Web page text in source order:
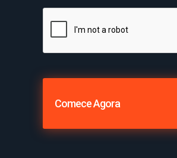
Comece Agora